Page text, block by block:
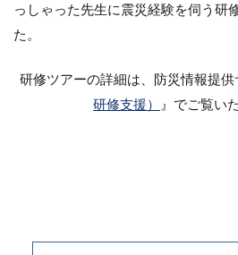
っしゃった先生に震災経験を伺う研
た。
研修ツアーの詳細は、防災情報提供
研修支援）
』でご覧い